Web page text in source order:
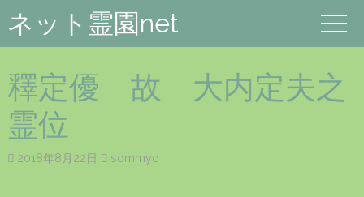
ネット霊園net
釋定優 故 大内定夫之
霊位
2018年8月22日 sommyo